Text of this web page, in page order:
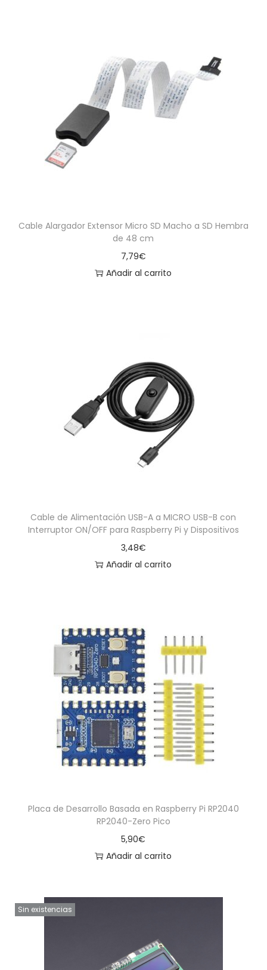
Cable Alargador Extensor Micro SD Macho a SD Hembra
de 48 cm
7,79€
Añadir al carrito
Cable de Alimentación USB-A a MICRO USB-B con
Interruptor ON/OFF para Raspberry Pi y Dispositivos
3,48€
Añadir al carrito
Placa de Desarrollo Basada en Raspberry Pi RP2040
RP2040-Zero Pico
5,90€
Añadir al carrito
Sin existencias